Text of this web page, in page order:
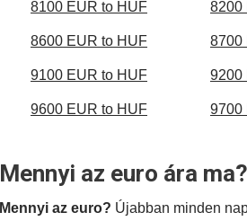
8100 EUR to HUF 8200
8600 EUR to HUF 8700
9100 EUR to HUF 9200
9600 EUR to HUF 9700
Mennyi az euro ára
Mennyi az euro? Újabban minden